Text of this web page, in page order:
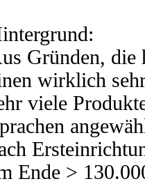
Gründen, die
wirklich
viele
Ende >